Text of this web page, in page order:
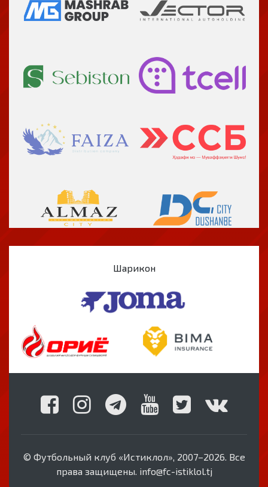
Шарикон
© Футбольный клуб «Истиклол», 2007–2026. Все
права защищены. info@fc-istiklol.tj